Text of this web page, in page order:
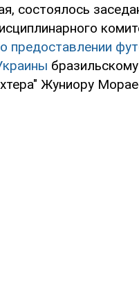
состоялось
предоставлении
бразильскому
Жуниору